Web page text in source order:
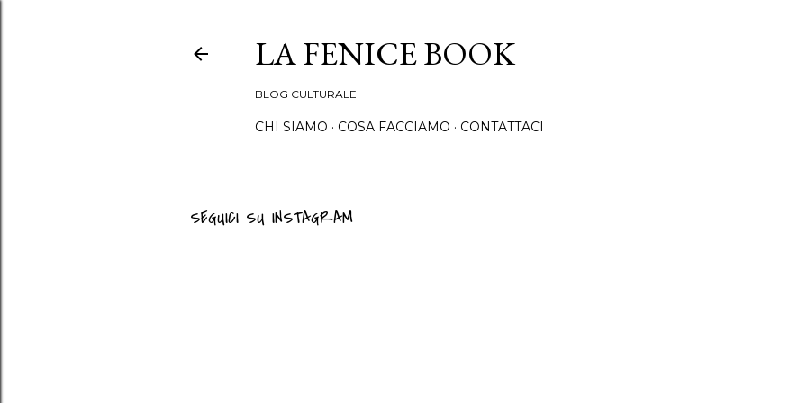
LA FENICE BOOK
BLOG CULTURALE
CHI SIAMO COSA FACCIAMO CONTATTACI
SEGUICI SU INSTAGRAM